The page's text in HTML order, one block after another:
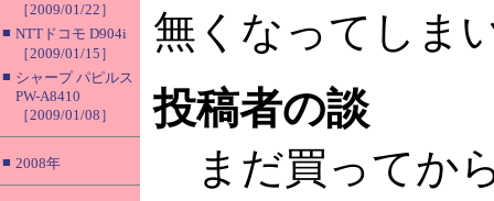
［2009/01/22］
■ NTTドコモ D904i
［2009/01/15］
■ シャープ パピルス
PW-A8410
［2009/01/08］
■ 2008年
無くなってしま
投稿者の談
まだ買ってか